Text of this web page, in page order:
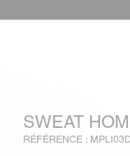
SWEAT
RÉFÉRENCE :